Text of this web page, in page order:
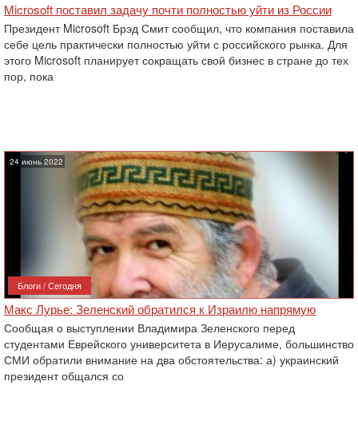
Microsoft поставил задачу почти полностью уйти из России
Президент Microsoft Брэд Смит сообщил, что компания поставила
себе цель практически полностью уйти с российского рынка. Для
этого Microsoft планирует сокращать свой бизнес в стране до тех
пор, пока
24 июнь 2022
Блоги / Сегодня
Макс Лурье: Зеленский обратился к Израилю напрямую
Сообщая о выступлении Владимира Зеленского перед
студентами Еврейского университета в Иерусалиме, большинство
СМИ обратили внимание на два обстоятельства: а) украинский
президент общался со